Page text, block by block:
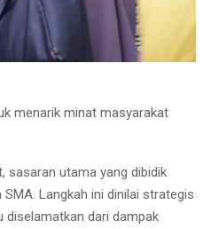
menarik minat masyarakat
sasaran utama yang dibidik
Langkah ini dinilai strategis
diselamatkan dari dampak